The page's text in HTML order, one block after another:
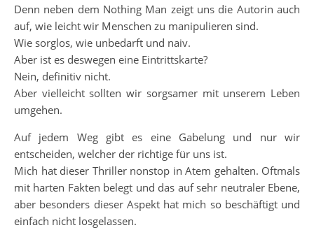
Denn neben dem Nothing Man zeigt uns die Autorin auch
auf, wie leicht wir Menschen zu manipulieren sind.
Wie sorglos, wie unbedarft und naiv.
Aber ist es deswegen eine Eintrittskarte?
Nein, definitiv nicht.
Aber vielleicht sollten wir sorgsamer mit unserem Leben
umgehen.
Auf jedem Weg gibt es eine Gabelung und nur wir
entscheiden, welcher der richtige für uns ist.
Mich hat dieser Thriller nonstop in Atem gehalten. Oftmals
mit harten Fakten belegt und das auf sehr neutraler Ebene,
aber besonders dieser Aspekt hat mich so beschäftigt und
einfach nicht losgelassen.